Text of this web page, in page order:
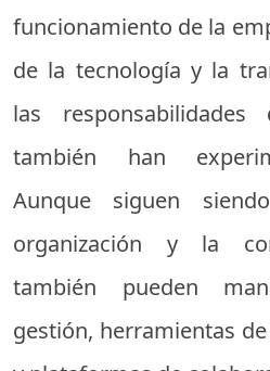
funcionamiento de la
de la tecnología y la
las
también han
Aunque siguen
organización y la
también pueden
gestión, herramientas